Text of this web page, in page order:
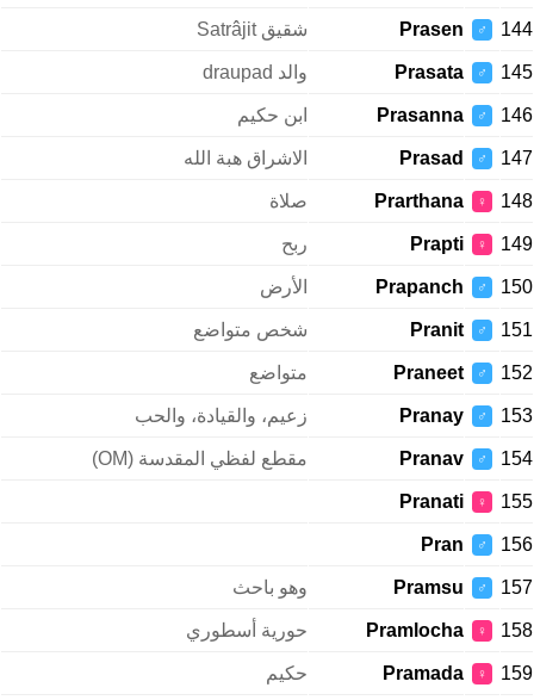
144
♂
Prasen شقيق Satrâjit
145
♂
Prasata والد draupad
146
♂
Prasanna ابن حكيم
147
♂
Prasad الاشراق هبة الله
148
♀
Prarthana صلاة
149
♀
Prapti ربح
150
♂
Prapanch الأرض
151
♂
Pranit شخص متواضع
152
♂
Praneet متواضع
153
♂
Pranay زعيم، والقيادة، والحب
154
♂
Pranav مقطع لفظي المقدسة (OM)
155
♀
Pranati
156
♂
Pran
157
♂
Pramsu وهو باحث
158
♀
Pramlocha حورية أسطوري
159
♀
Pramada حكيم